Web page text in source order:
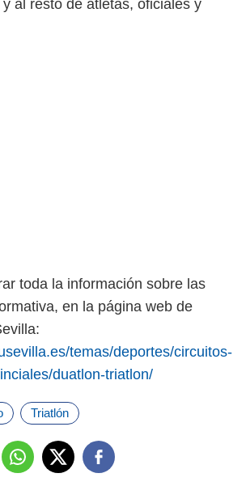
al resto de atletas, oficiales y
toda la información sobre las
en la página web de
temas/deportes/circuitos-
duatlon-triatlon/
Triatlón